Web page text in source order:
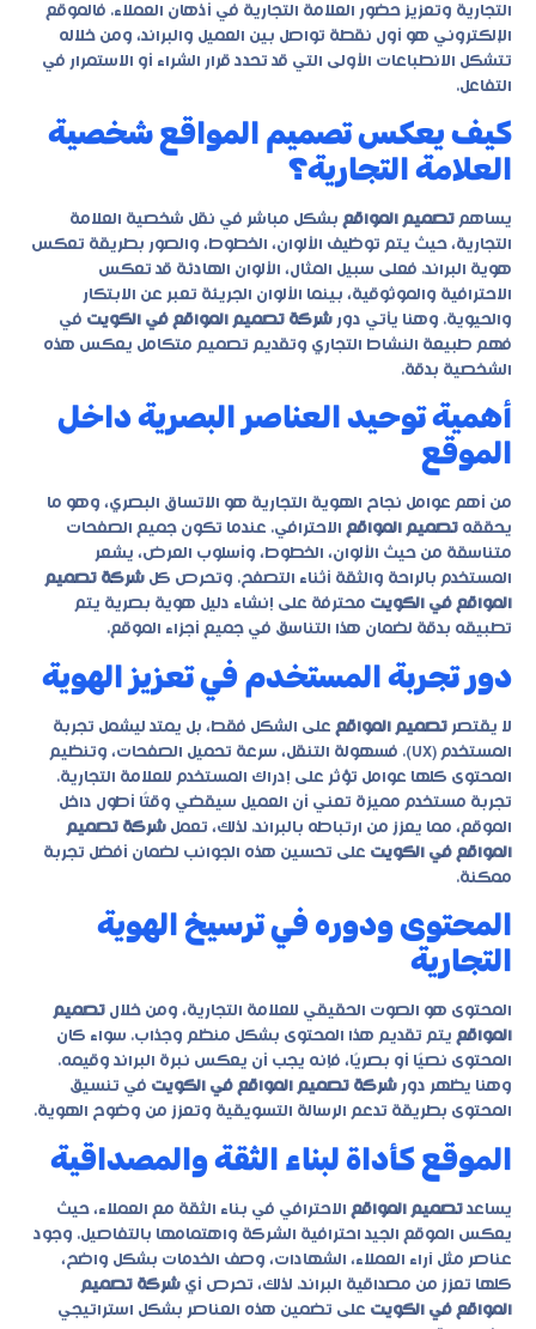
التجارية وتعزيز حضور العلامة التجارية في أذهان العملاء. فالموقع
الإلكتروني هو أول نقطة تواصل بين العميل والبراند، ومن خلاله
تتشكل الانطباعات الأولى التي قد تحدد قرار الشراء أو الاستمرار في
التفاعل.
كيف يعكس تصميم المواقع شخصية
العلامة التجارية؟
يساهم تصميم المواقع بشكل مباشر في نقل شخصية العلامة
التجارية، حيث يتم توظيف الألوان، الخطوط، والصور بطريقة تعكس
هوية البراند. فعلى سبيل المثال، الألوان الهادئة قد تعكس
الاحترافية والموثوقية، بينما الألوان الجريئة تعبر عن الابتكار
والحيوية. وهنا يأتي دور شركة تصميم المواقع في الكويت في
فهم طبيعة النشاط التجاري وتقديم تصميم متكامل يعكس هذه
الشخصية بدقة.
أهمية توحيد العناصر البصرية داخل
الموقع
من أهم عوامل نجاح الهوية التجارية هو الاتساق البصري، وهو ما
يحققه تصميم المواقع الاحترافي. عندما تكون جميع الصفحات
متناسقة من حيث الألوان، الخطوط، وأسلوب العرض، يشعر
المستخدم بالراحة والثقة أثناء التصفح. وتحرص كل شركة تصميم
المواقع في الكويت محترفة على إنشاء دليل هوية بصرية يتم
تطبيقه بدقة لضمان هذا التناسق في جميع أجزاء الموقع.
دور تجربة المستخدم في تعزيز الهوية
لا يقتصر تصميم المواقع على الشكل فقط، بل يمتد ليشمل تجربة
المستخدم (UX). فسهولة التنقل، سرعة تحميل الصفحات، وتنظيم
المحتوى كلها عوامل تؤثر على إدراك المستخدم للعلامة التجارية.
تجربة مستخدم مميزة تعني أن العميل سيقضي وقتًا أطول داخل
الموقع، مما يعزز من ارتباطه بالبراند. لذلك، تعمل شركة تصميم
المواقع في الكويت على تحسين هذه الجوانب لضمان أفضل تجربة
ممكنة.
المحتوى ودوره في ترسيخ الهوية
التجارية
المحتوى هو الصوت الحقيقي للعلامة التجارية، ومن خلال تصميم
المواقع يتم تقديم هذا المحتوى بشكل منظم وجذاب. سواء كان
المحتوى نصيًا أو بصريًا، فإنه يجب أن يعكس نبرة البراند وقيمه.
وهنا يظهر دور شركة تصميم المواقع في الكويت في تنسيق
المحتوى بطريقة تدعم الرسالة التسويقية وتعزز من وضوح الهوية.
الموقع كأداة لبناء الثقة والمصداقية
يساعد تصميم المواقع الاحترافي في بناء الثقة مع العملاء، حيث
يعكس الموقع الجيد احترافية الشركة واهتمامها بالتفاصيل. وجود
عناصر مثل آراء العملاء، الشهادات، وصف الخدمات بشكل واضح،
كلها تعزز من مصداقية البراند. لذلك، تحرص أي شركة تصميم
المواقع في الكويت على تضمين هذه العناصر بشكل استراتيجي